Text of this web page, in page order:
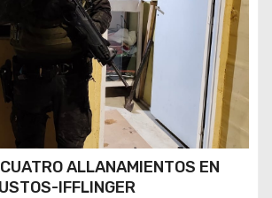
ALLANAMIENTOS EN
IFFLINGER